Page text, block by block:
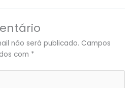
não será publicado. Campos
com *